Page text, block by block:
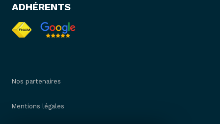
ADHÉRENTS
Nos partenaires
Mentions légales